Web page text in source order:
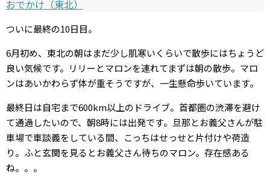
おでかけ（東北）
ついに最終の10日目。
6月初め、東北の朝はまだ少し肌寒いくらいで散歩にはちょうど
良い気候です。リリーとマロンを連れてまずは朝の散歩。マロ
ンはあいかわらず体が重そうですが、一生懸命歩いています。
最終日は自宅まで600km以上のドライブ。首都圏の渋滞を避け
て通過したいので、朝8時には出発です。旦那とお義父さんが駐
車場で車談義をしている間、こっちはせっせと片付けや荷造
り。ふと玄関を見るとお義父さん待ちのマロン。存在感ある
ね。。。